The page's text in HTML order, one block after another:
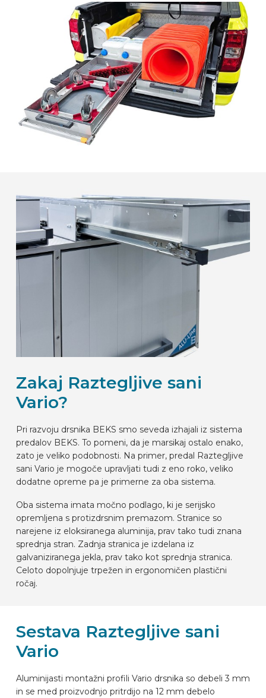
Zakaj Raztegljive sani
Vario?
Pri razvoju drsnika BEKS smo seveda izhajali iz sistema
predalov BEKS. To pomeni, da je marsikaj ostalo enako,
zato je veliko podobnosti. Na primer, predal Raztegljive
sani Vario je mogoče upravljati tudi z eno roko, veliko
dodatne opreme pa je primerne za oba sistema.
Oba sistema imata močno podlago, ki je serijsko
opremljena s protizdrsnim premazom. Stranice so
narejene iz eloksiranega aluminija, prav tako tudi znana
sprednja stran. Zadnja stranica je izdelana iz
galvaniziranega jekla, prav tako kot sprednja stranica.
Celoto dopolnjuje trpežen in ergonomičen plastični
ročaj.
Sestava Raztegljive sani
Vario
Aluminijasti montažni profili Vario drsnika so debeli 3 mm
in se med proizvodnjo pritrdijo na 12 mm debelo